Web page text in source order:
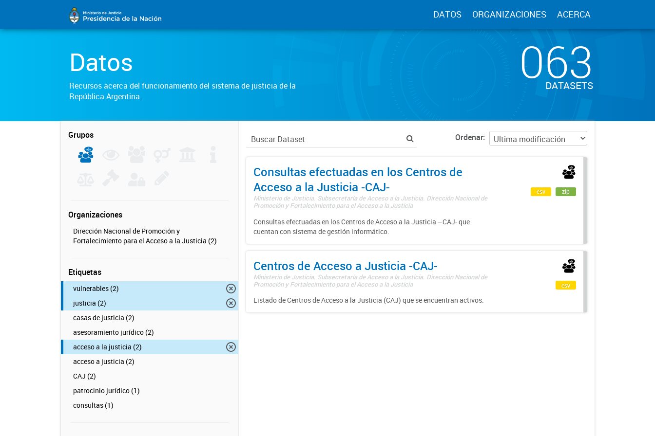
DATOS ORGANIZACIONES ACERCA
Datos
Recursos acerca del funcionamiento del sistema de justicia de la
República Argentina.
063
DATASETS
Grupos
Organizaciones
Dirección Nacional de Promoción y
Fortalecimiento para el Acceso a la Justicia (2)
Etiquetas
vulnerables (2)
justicia (2)
casas de justicia (2)
asesoramiento jurídico (2)
acceso a la justicia (2)
acceso a justicia (2)
CAJ (2)
patrocinio jurídico (1)
consultas (1)
Ordenar
Consultas efectuadas en los Centros de
Acceso a la Justicia -CAJ-
Ministerio de Justicia. Subsecretaría de Acceso a la Justicia. Dirección Nacional de
Promoción y Fortalecimiento para el Acceso a la Justicia
Consultas efectuadas en los Centros de Acceso a la Justicia –CAJ- que
cuentan con sistema de gestión informático.
csv zip
Centros de Acceso a Justicia -CAJ-
Ministerio de Justicia. Subsecretaría de Acceso a la Justicia. Dirección Nacional de
Promoción y Fortalecimiento para el Acceso a la Justicia
Listado de Centros de Acceso a la Justicia (CAJ) que se encuentran activos.
csv